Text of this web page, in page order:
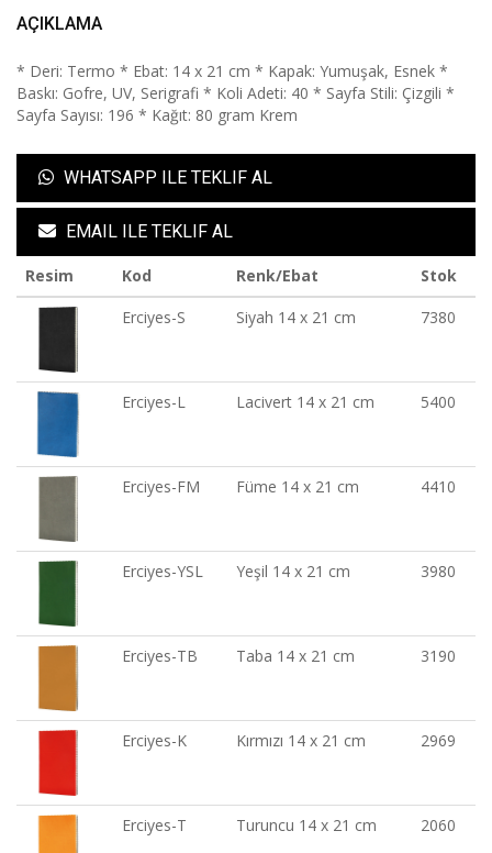
AÇIKLAMA
* Deri: Termo * Ebat: 14 x 21 cm * Kapak: Yumuşak, Esnek *
Baskı: Gofre, UV, Serigrafi * Koli Adeti: 40 * Sayfa Stili: Çizgili *
Sayfa Sayısı: 196 * Kağıt: 80 gram Krem
WHATSAPP ILE TEKLIF AL
EMAIL ILE TEKLIF AL
Resim Kod Renk/Ebat
Stok
Erciyes-S
Siyah 14 x 21 cm 7380
Erciyes-L Lacivert 14 x 21 cm 5400
Erciyes-FM Füme 14 x 21 cm 4410
Erciyes-YSL Yeşil 14 x 21 cm 3980
Erciyes-TB Taba 14 x 21 cm 3190
Erciyes-K Kırmızı 14 x 21 cm 2969
Erciyes-T Turuncu 14 x 21 cm 2060